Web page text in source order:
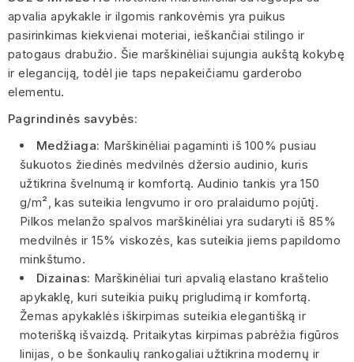
apvalia apykakle ir ilgomis rankovėmis yra puikus
pasirinkimas kiekvienai moteriai, ieškančiai stilingo ir
patogaus drabužio. Šie marškinėliai sujungia aukštą kokybę
ir eleganciją, todėl jie taps nepakeičiamu garderobo
elementu.
Pagrindinės savybės:
Medžiaga: Marškinėliai pagaminti iš 100% pusiau
šukuotos žiedinės medvilnės džersio audinio, kuris
užtikrina švelnumą ir komfortą. Audinio tankis yra 150
g/m², kas suteikia lengvumo ir oro pralaidumo pojūtį.
Pilkos melanžo spalvos marškinėliai yra sudaryti iš 85%
medvilnės ir 15% viskozės, kas suteikia jiems papildomo
minkštumo.
Dizainas: Marškinėliai turi apvalią elastano kraštelio
apykaklę, kuri suteikia puikų prigludimą ir komfortą.
Žemas apykaklės iškirpimas suteikia elegantišką ir
moterišką išvaizdą. Pritaikytas kirpimas pabrėžia figūros
linijas, o be šonkaulių rankogaliai užtikrina modernų ir